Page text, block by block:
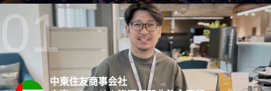
想いを知る
企業情報
中東住友商事会社